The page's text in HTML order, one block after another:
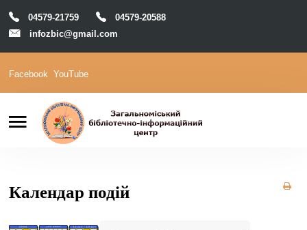
Головна
Відділи
04579-21759
04579-20588
infozbic@gmail.com
Пошук
Facebook YouTube
Календар подій